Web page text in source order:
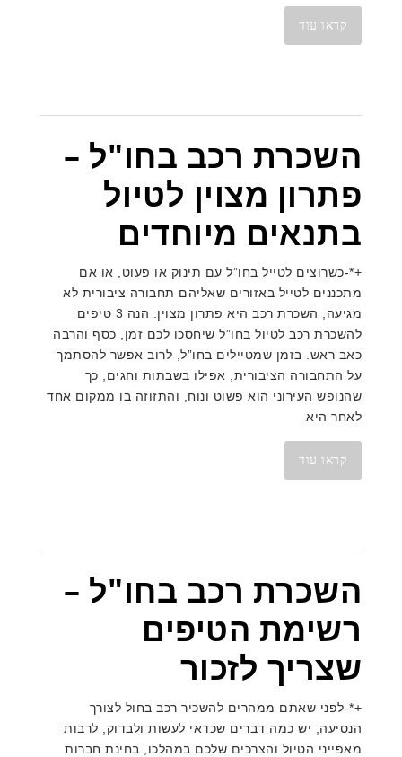
קראו עוד
השכרת רכב בחו"ל –
פתרון מצוין לטיול
בתנאים מיוחדים
+*-כשרוצים לטייל בחו”ל עם תינוק או פעוט, או אם
מתכננים לטייל באזורים שאליהם תחבורה ציבורית לא
מגיעה, השכרת רכב היא פתרון מצוין. הנה 3 טיפים
להשכרת רכב לטיול בחו”ל שיחסכו לכם זמן, כסף והרבה
כאב ראש. בזמן שמטיילים בחו”ל, לרוב אפשר להסתמך
על התחבורה הציבורית, אפילו בשבתות וחגים, כך
שהנופש העירוני הוא פשוט ונוח, והתזוזה בו ממקום אחד
לאחר היא
קראו עוד
השכרת רכב בחו"ל –
רשימת הטיפים
שצריך לזכור
+*-לפני שאתם ממהרים להשכיר רכב בחול לצורך
הנסיעה, יש כמה דברים שכדאי לעשות ולבדוק, לרבות
מאפייני הטיול והצרכים שלכם במהלכו, בחינת חברות